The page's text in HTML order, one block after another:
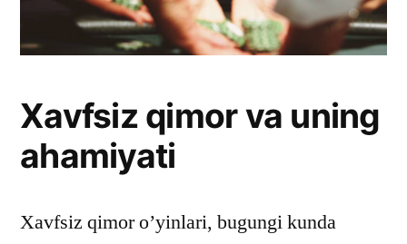
Xavfsiz qimor va uning
ahamiyati
Xavfsiz qimor o’yinlari, bugungi kunda